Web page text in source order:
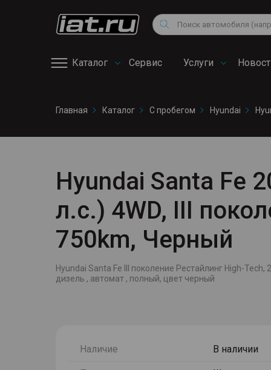
Поиск
Каталог Сервис
сервис
Услуги
Снегоходы
Квадроциклы
Главная Каталог С пробегом Hyundai
Hyundai Santa Fe
л.с.) 4WD, III
750km, Черный
Hyundai Santa Fe III поколение Рестайлинг High-
дизель , автомат , полный, цвет черный
Наличие В наличии